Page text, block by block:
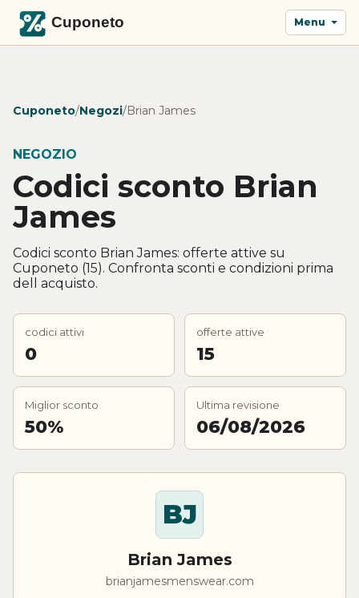
Menu
Cuponeto/Negozi/Brian James
NEGOZIO
Codici sconto Brian
James
Codici sconto Brian James: offerte attive su
Cuponeto (15). Confronta sconti e condizioni prima
dell acquisto.
codici attivi
0
offerte attive
15
Miglior sconto
50%
Ultima revisione
06/08/2026
BJ
Brian James
brianjamesmenswear.com